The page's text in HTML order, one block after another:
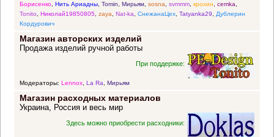
Борисенко, Нить Ариадны, Tomin, Мирьям, sosna, svmmm, крохин, cemka,
Tonito, Николай19850805, zaya, Nat-ka, СнежанаЦех, Tatyanka29, Дублерин
Кордурович
Магазин авторских изделий
Продажа изделий ручной работы
При поддержке:
Модераторы: Lennox, La Ra, Мирьям
Магазин расходных материалов
Украина, Россия и весь мир
Здесь можно приобрести расходники: